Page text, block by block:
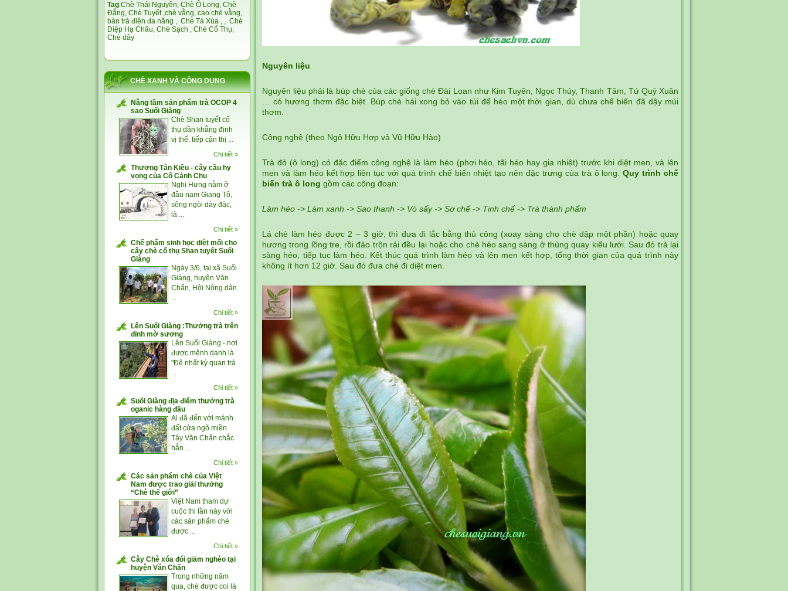
Tag:Chè Thái Nguyên, Chè Ô Long, Chè
Đắng, Chè Tuyết,chè vằng, cao chè vằng,
bàn trà điện đa năng , Chè Tà Xùa , , Chè
Diệp Hạ Châu, Chè Sạch , Chè Cổ Thụ,
Chè dây
CHÈ XANH VÀ CÔNG DỤNG
Nâng tầm sản phẩm trà OCOP 4
sao Suối Giàng
Chè Shan tuyết cổ
thụ dần khẳng định
vị thế, tiếp cận thị ...
Chi tiết »
Thượng Tân Kiều - cây cầu hy
vọng của Cố Cảnh Chu
Nghi Hưng nằm ở
đầu nam Giang Tô,
sông ngòi dày đặc,
là ...
Chi tiết »
Chế phẩm sinh học diệt mối cho
cây chè cổ thụ Shan tuyết Suối
Giàng
Ngày 3/6, tại xã Suối
Giàng, huyện Văn
Chấn, Hội Nông dân
...
Chi tiết »
Lên Suối Giàng :Thưởng trà trên
đỉnh mờ sương
Lên Suối Giàng - nơi
được mệnh danh là
"Đệ nhất kỳ quan trà
...
Chi tiết »
Suối Giàng địa điểm thưởng trà
oganic hàng đầu
Ai đã đến với mảnh
đất cửa ngõ miền
Tây Văn Chấn chắc
hẳn ...
Chi tiết »
Các sản phẩm chè của Việt
Nam được trao giải thưởng
“Chè thế giới”
Việt Nam tham dự
cuộc thi lần này với
các sản phẩm chè
được ...
Chi tiết »
Cây Chè xóa đói giảm nghèo tại
huyện Văn Chấn
Trong những năm
qua, chè được coi là
Nguyên liệu
Nguyên liệu phải là búp chè của các giống chè Đài Loan như Kim Tuyên, Ngọc Thúy, Thanh Tâm, Tứ Quý Xuân
… có hương thơm đặc biệt. Búp chè hái xong bỏ vào túi để héo một thời gian, dù chưa chế biến đã dậy mùi
thơm.
Công nghệ (theo Ngô Hữu Hợp và Vũ Hữu Hào)
Trà đỏ (ô long) có đặc điểm công nghệ là làm héo (phơi héo, tãi héo hay gia nhiệt) trước khi diệt men, và lên
men và làm héo kết hợp liên tục với quá trình chế biến nhiệt tạo nên đặc trưng của trà ô long.Quy trình chế
biến trà ô long gồm các công đoạn:
Làm héo -> Làm xanh -> Sao thanh -> Vò sấy -> Sơ chế -> Tinh chế -> Trà thành phẩm
Lá chè làm héo được 2 – 3 giờ, thì đưa đi lắc bằng thủ công (xoay sàng cho chè dập một phần) hoặc quay
hương trong lồng tre, rồi đảo trộn rải đều lại hoặc cho chè héo sang sàng ở thùng quay kiểu lưới. Sau đó trả lại
sàng héo, tiếp tục làm héo. Kết thúc quá trình làm héo và lên men kết hợp, tổng thời gian của quá trình này
không ít hơn 12 giờ. Sau đó đưa chè đi diệt men.